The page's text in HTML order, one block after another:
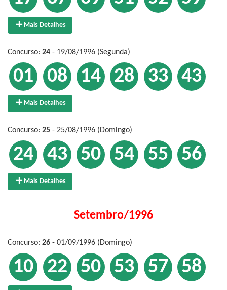
Mais Detalhes
Concurso: 24 - 19/08/1996 (Segunda)
01 08 14 28 33 43
Mais Detalhes
Concurso: 25 - 25/08/1996 (Domingo)
24 43 50 54 55 56
Mais Detalhes
Setembro/1996
Concurso: 26 - 01/09/1996 (Domingo)
10 22 50 53 57 58